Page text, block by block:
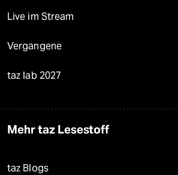
Live im Stream
Vergangene
taz lab 2027
Mehr taz Lesestoff
taz Blogs